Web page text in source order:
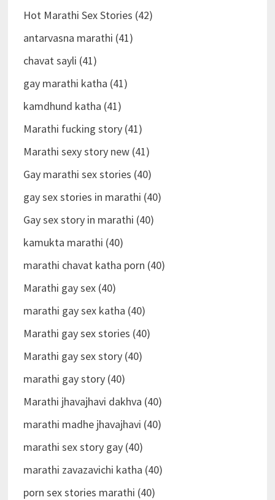
Hot Marathi Sex Stories (42)
antarvasna marathi (41)
chavat sayli (41)
gay marathi katha (41)
kamdhund katha (41)
Marathi fucking story (41)
Marathi sexy story new (41)
Gay marathi sex stories (40)
gay sex stories in marathi (40)
Gay sex story in marathi (40)
kamukta marathi (40)
marathi chavat katha porn (40)
Marathi gay sex (40)
marathi gay sex katha (40)
Marathi gay sex stories (40)
Marathi gay sex story (40)
marathi gay story (40)
Marathi jhavajhavi dakhva (40)
marathi madhe jhavajhavi (40)
marathi sex story gay (40)
marathi zavazavichi katha (40)
porn sex stories marathi (40)